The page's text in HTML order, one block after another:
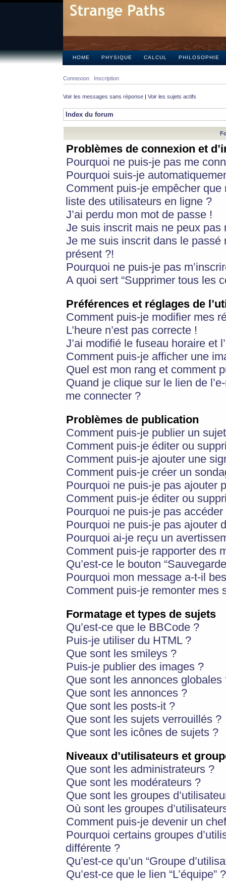
HOME PHYSIQUE CALCUL PHILOSOPHIE
Connexion Inscription
Voir les messages sans réponse | Voir les sujets actifs
Index du forum
Problèmes de connexion et
Pourquoi ne puis-je pas me
Pourquoi suis-je
Comment puis-je empêcher
liste des utilisateurs en ligne ?
J’ai perdu mon mot de passe !
Je suis inscrit mais ne peux pas
Je me suis inscrit dans le
présent ?!
Pourquoi ne puis-je pas
A quoi sert “Supprimer tous les
Préférences et réglages de
Comment puis-je modifier mes
L’heure n’est pas correcte !
J’ai modifié le fuseau horaire et
Comment puis-je afficher une
Quel est mon rang et comment
Quand je clique sur le lien de
me connecter ?
Problèmes de publication
Comment puis-je publier un
Comment puis-je éditer ou
Comment puis-je ajouter une
Comment puis-je créer un
Pourquoi ne puis-je pas ajouter
Comment puis-je éditer ou
Pourquoi ne puis-je pas
Pourquoi ne puis-je pas ajouter
Pourquoi ai-je reçu un
Comment puis-je rapporter des
Qu’est-ce le bouton
Pourquoi mon message a-t-il
Comment puis-je remonter mes
Formatage et types de sujets
Qu’est-ce que le BBCode ?
Puis-je utiliser du HTML ?
Que sont les smileys ?
Puis-je publier des images ?
Que sont les annonces globales
Que sont les annonces ?
Que sont les posts-it ?
Que sont les sujets verrouillés ?
Que sont les icônes de sujets ?
Niveaux d’utilisateurs et
Que sont les administrateurs ?
Que sont les modérateurs ?
Que sont les groupes
Où sont les groupes
Comment puis-je devenir un
Pourquoi certains groupes
différente ?
Qu’est-ce qu’un “Groupe
Qu’est-ce que le lien “L’équipe” ?